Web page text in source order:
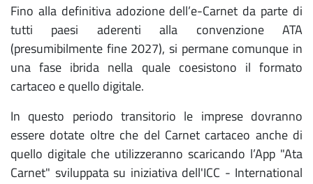
Fino alla definitiva adozione dell’e-Carnet da parte di
tutti paesi aderenti alla convenzione ATA
(presumibilmente fine 2027), si permane comunque in
una fase ibrida nella quale coesistono il formato
cartaceo e quello digitale.
In questo periodo transitorio le imprese dovranno
essere dotate oltre che del Carnet cartaceo anche di
quello digitale che utilizzeranno scaricando l’App "Ata
Carnet" sviluppata su iniziativa dell'ICC - International